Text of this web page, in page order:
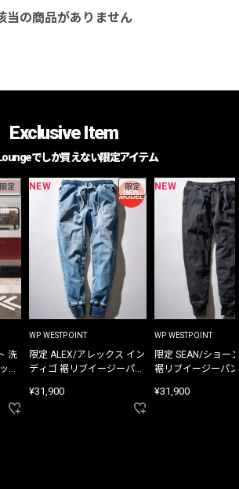
当の商品がありません
Exclusive Item
でしか買えない限定アイテム
限定
洗
ト
NEW 限定
WP WESTPOINT
限定 ALEX/アレックス イン
ディゴ 裾リブイージーパン
¥31,900
NEW
WP WESTPOINT
限定 SEAN/ショー
裾リブイージーパ
¥31,900